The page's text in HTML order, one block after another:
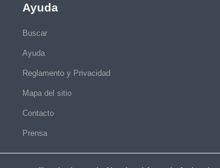
Ayuda
Buscar
Ayuda
Reglamento y Privacidad
Mapa del sitio
Contacto
Prensa